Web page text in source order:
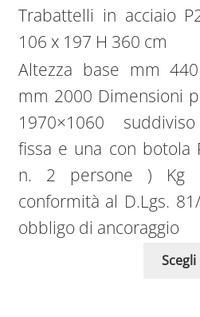
Trabattelli in acciaio
106 x 197 H 360 cm
Altezza base mm
mm 2000 Dimensioni
1970×1060
fissa e una con botola
n. 2 persone ) Kg
conformità al D.Lgs.
obbligo di ancoraggio
Scegli